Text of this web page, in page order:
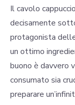
Il cavolo
decisamente
protagonista
un ottimo
buono è davvero
consumato sia
preparare